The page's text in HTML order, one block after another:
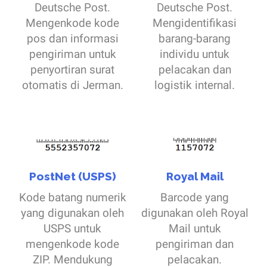
Deutsche Post.
Mengenkode kode
pos dan informasi
pengiriman untuk
penyortiran surat
otomatis di Jerman.
Deutsche Post.
Mengidentifikasi
barang-barang
individu untuk
pelacakan dan
logistik internal.
PostNet (USPS)
Kode batang numerik
yang digunakan oleh
USPS untuk
mengenkode kode
ZIP. Mendukung
Royal Mail
Barcode yang
digunakan oleh Royal
Mail untuk
pengiriman dan
pelacakan.